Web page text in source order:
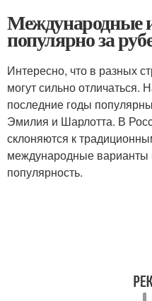
Международные
популярно за
Интересно, что в разных
могут сильно
последние годы
Эмилия и Шарлотта. В
склоняются к
международные варианты
популярность.